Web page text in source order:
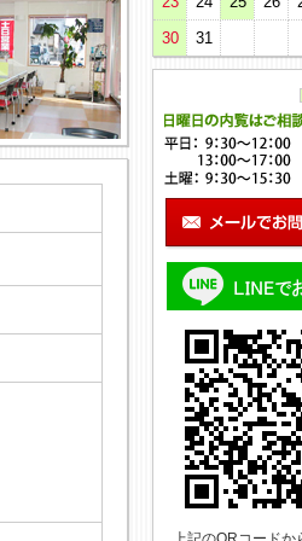
30
31